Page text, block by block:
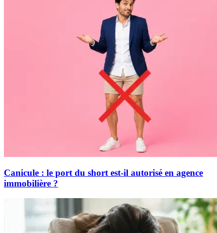
Canicule : le port du short est-il autorisé en agence
immobilière ?